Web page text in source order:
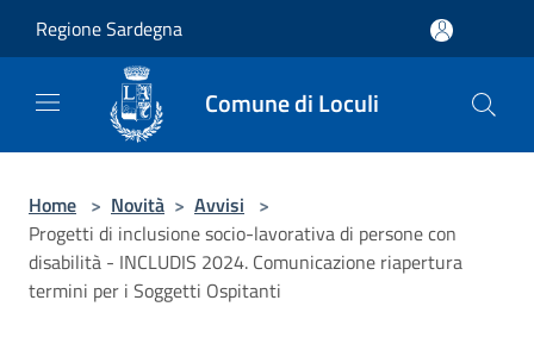
Regione Sardegna
Comune di Loculi
Home > Novità > Avvisi >
Progetti di inclusione socio-lavorativa di persone con
disabilità - INCLUDIS 2024. Comunicazione riapertura
termini per i Soggetti Ospitanti